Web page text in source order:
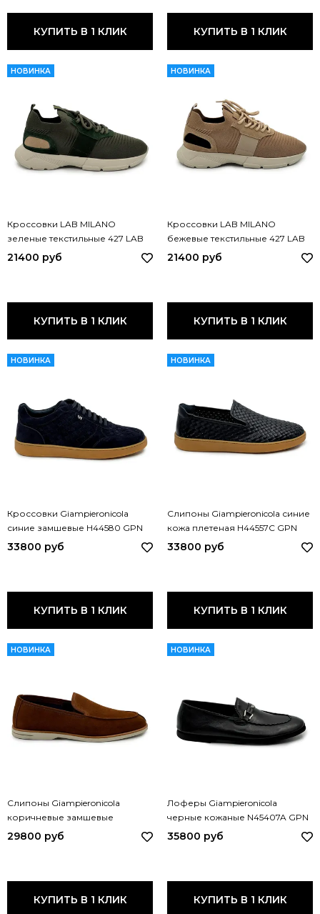
КУПИТЬ В 1 КЛИК КУПИТЬ В 1 КЛИК
НОВИНКА
Кроссовки LAB MILANO
зеленые текстильные 427 LAB
VERDE
21400 руб
КУПИТЬ В 1 КЛИК
НОВИНКА
Кроссовки LAB MILANO
бежевые текстильные 427 LAB
BEIGE
21400 руб
КУПИТЬ В 1 КЛИК
НОВИНКА
Кроссовки Giampieronicola
синие замшевые H44580 GPN
BLU
33800 руб
КУПИТЬ В 1 КЛИК
НОВИНКА
Слипоны Giampieronicola синие
кожа плетеная H44557C GPN
BLU
33800 руб
КУПИТЬ В 1 КЛИК
НОВИНКА
Слипоны Giampieronicola
коричневые замшевые
B40282C GPN MORO
29800 руб
КУПИТЬ В 1 КЛИК
НОВИНКА
Лоферы Giampieronicola
черные кожаные N45407A GPN
NERO
35800 руб
КУПИТЬ В 1 КЛИК